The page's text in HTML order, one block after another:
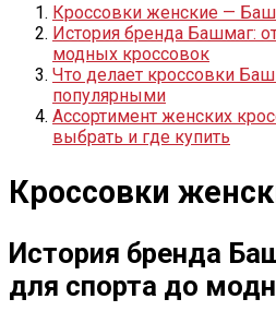
Кроссовки женские —
История бренда Башмаг:
модных кроссовок
Что делает кроссовки
популярными
Ассортимент женских
выбрать и где купить
Кроссовки
История бренда
для спорта до